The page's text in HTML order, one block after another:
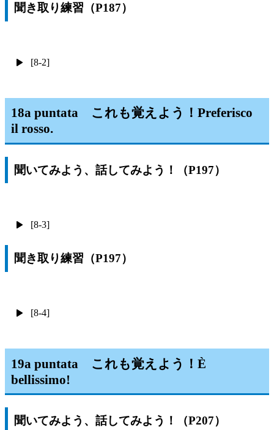
聞き取り練習（P187）
[8-2]
18a puntata これも覚えよう！Preferisco
il rosso.
聞いてみよう、話してみよう！（P197）
[8-3]
聞き取り練習（P197）
[8-4]
19a puntata これも覚えよう！È
bellissimo!
聞いてみよう、話してみよう！（P207）